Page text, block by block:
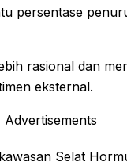
persentase
rasional dan
eksternal.
Advertisements
Selat